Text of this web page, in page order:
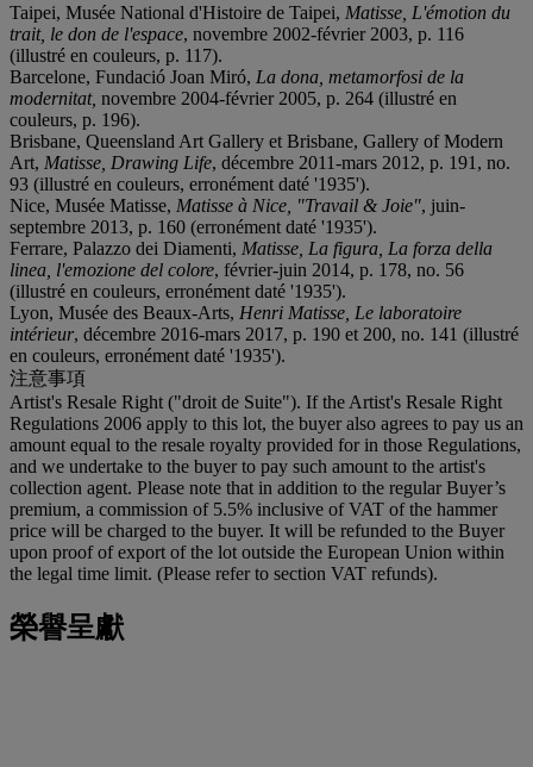
Taipei, Musée National d'Histoire de Taipei, Matisse, L'émotion du
trait, le don de l'espace, novembre 2002-février 2003, p. 116
(illustré en couleurs, p. 117).
Barcelone, Fundació Joan Miró, La dona, metamorfosi de la
modernitat, novembre 2004-février 2005, p. 264 (illustré en
couleurs, p. 196).
Brisbane, Queensland Art Gallery et Brisbane, Gallery of Modern
Art, Matisse, Drawing Life, décembre 2011-mars 2012, p. 191, no.
93 (illustré en couleurs, erronément daté '1935').
Nice, Musée Matisse, Matisse à Nice, "Travail & Joie", juin-
septembre 2013, p. 160 (erronément daté '1935').
Ferrare, Palazzo dei Diamenti, Matisse, La figura, La forza della
linea, l'emozione del colore, février-juin 2014, p. 178, no. 56
(illustré en couleurs, erronément daté '1935').
Lyon, Musée des Beaux-Arts, Henri Matisse, Le laboratoire
intérieur, décembre 2016-mars 2017, p. 190 et 200, no. 141 (illustré
en couleurs, erronément daté '1935').
注意事項
Artist's Resale Right ("droit de Suite"). If the Artist's Resale Right
Regulations 2006 apply to this lot, the buyer also agrees to pay us an
amount equal to the resale royalty provided for in those Regulations,
and we undertake to the buyer to pay such amount to the artist's
collection agent. Please note that in addition to the regular Buyer’s
premium, a commission of 5.5% inclusive of VAT of the hammer
price will be charged to the buyer. It will be refunded to the Buyer
upon proof of export of the lot outside the European Union within
the legal time limit. (Please refer to section VAT refunds).
榮譽呈獻